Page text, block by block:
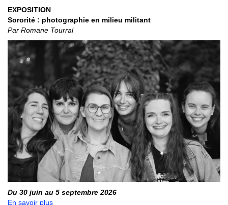
EXPOSITION
Sororité : photographie en milieu militant
Par Romane Tourral
Du 30 juin au 5 septembre 2026
En savoir plus